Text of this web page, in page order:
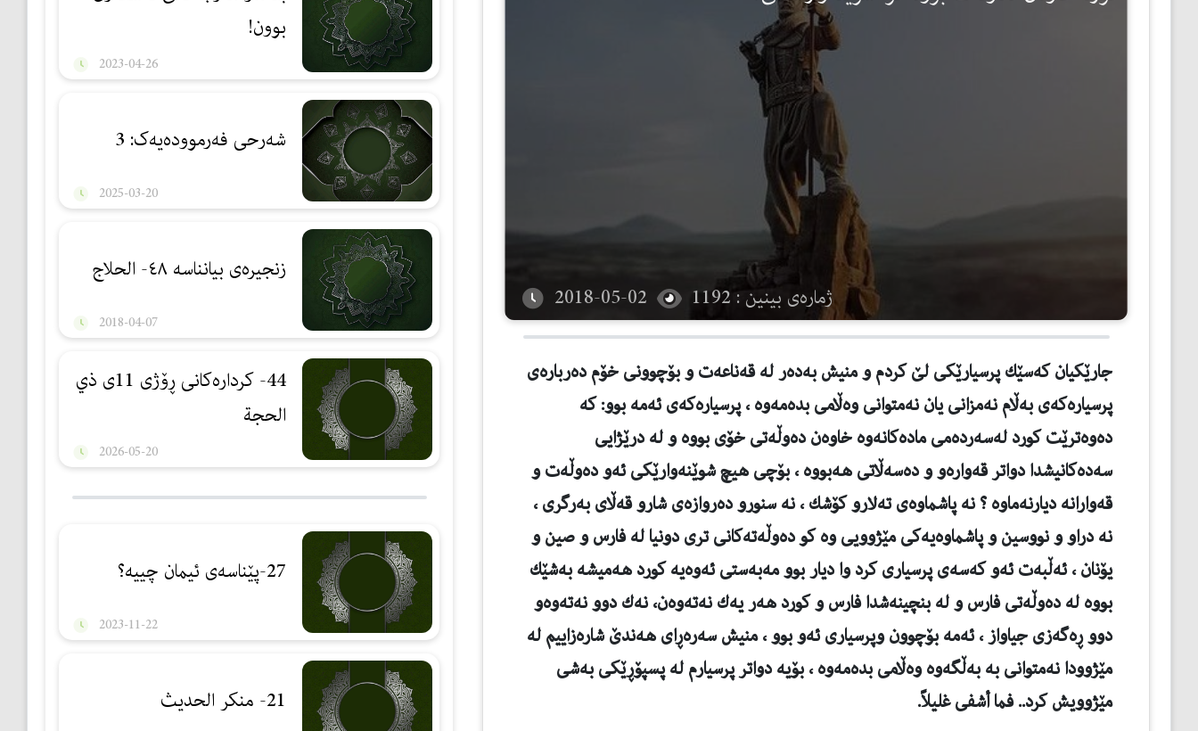
ژمارەی بینین : 1192 2018-05-02
جارێكیان كه‌سێك پرسیارێكی لێ كردم و منیش به‌ده‌ر له‌ قه‌ناعه‌ت و بۆچوونی خۆم ده‌رباره‌ی
پرسیاره‌كه‌ی به‌ڵام نه‌مزانی یان نه‌متوانی وه‌ڵامی بده‌مه‌وه‌ ، پرسیاره‌كه‌ی ئه‌مه‌ بوو: كه‌
ده‌وه‌ترێت كورد له‌سه‌رده‌می ماده‌كانه‌وه‌ خاوه‌ن ده‌وڵه‌تی خۆی بووه‌ و له‌ درێژایی
سه‌ده‌كانیشدا دواتر قه‌واره‌و و ده‌سه‌ڵاتی هه‌بووه‌ ، بۆچی هیچ شوێنه‌وارێكی ئه‌و ده‌وڵه‌ت و
قه‌وارانه‌ دیارنه‌ماوه‌ ؟ نه‌ پاشماوه‌ی ته‌لارو كۆشك ، نه‌ سنورو ده‌روازه‌ی شارو قه‌ڵای به‌رگری ،
نه‌ دراو و نووسین و پاشماوه‌یه‌كی مێژوویی وه‌ كو ده‌وڵه‌ته‌كانی تری دونیا له‌ فارس و صین و
یۆنان ، ئه‌ڵبه‌ت ئه‌و كه‌سه‌ی پرسیاری كرد وا دیار بوو مه‌به‌ستی ئه‌وه‌یه‌ كورد هه‌میشه‌ به‌شێك
بووه‌ له‌ ده‌وڵه‌تی فارس و له‌ بنچینه‌شدا فارس و كورد هه‌ر یه‌ك نه‌ته‌وه‌ن، نه‌ك دوو نه‌ته‌وه‌و
دوو ڕه‌گه‌زی جیاواز ، ئه‌مه‌ بۆچوون وپرسیاری ئه‌و بوو ، منیش سه‌ره‌ڕای هه‌ندێ شاره‌زاییم له‌
مێژوودا نه‌متوانی به‌ به‌ڵگه‌وه‌ وه‌ڵامی بده‌مه‌وه‌ ، بۆیه‌ دواتر پرسیارم له‌ پسپۆڕێكی به‌شی
مێژوویش كرد.. فما أشفی غلیلاً.
بوون!
2023-04-26
شەرحی فەرموودەیەک: 3
2025-03-20
زنجیرەی بیانناسە ٤٨- الحلاج
2018-04-07
44- كردارەكانی ڕۆژی 11ی ذي
الحجة
2026-05-20
27-پێناسەی ئیمان چییە؟
2023-11-22
21- منكر الحديث